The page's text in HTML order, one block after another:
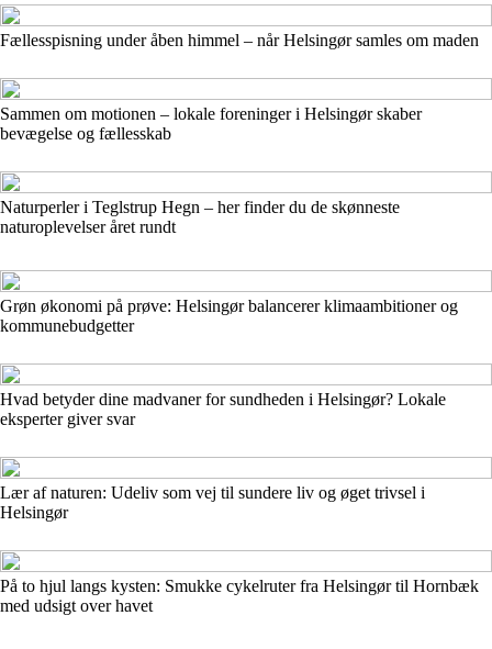
Fællesspisning under åben himmel – når Helsingør samles om maden
Sammen om motionen – lokale foreninger i Helsingør skaber
bevægelse og fællesskab
Naturperler i Teglstrup Hegn – her finder du de skønneste
naturoplevelser året rundt
Grøn økonomi på prøve: Helsingør balancerer klimaambitioner og
kommunebudgetter
Hvad betyder dine madvaner for sundheden i Helsingør? Lokale
eksperter giver svar
Lær af naturen: Udeliv som vej til sundere liv og øget trivsel i
Helsingør
På to hjul langs kysten: Smukke cykelruter fra Helsingør til Hornbæk
med udsigt over havet